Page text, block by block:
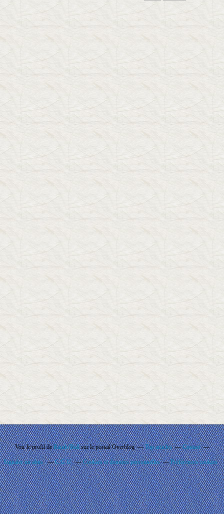
Voir le profil deRando'Ballsur le portail Overblog Top articles Contact
Signaler un abus C.G.U. Cookies et données personnelles Préférences cookies